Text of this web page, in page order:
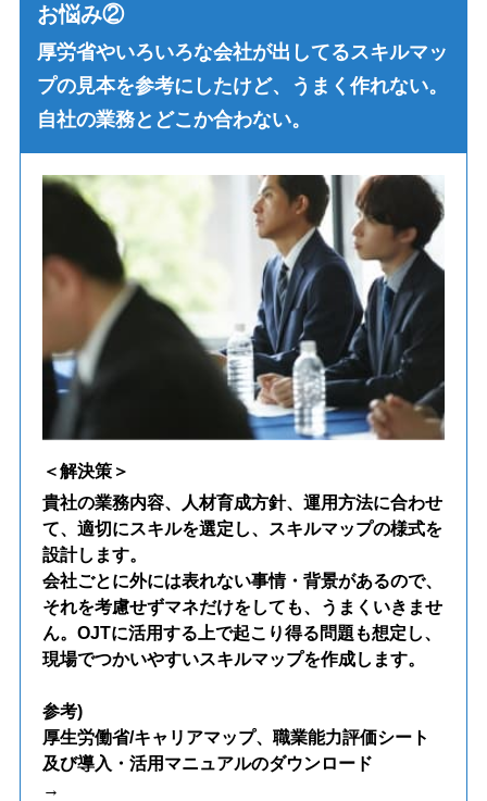
お悩み②
厚労省やいろいろな会社が出してるスキルマッ
プの見本を参考にしたけど、うまく作れない。
自社の業務とどこか合わない。
貴社の業務内容、人材育成方針、運用方法に合わせ
て、適切にスキルを選定し、スキルマップの様式を
設計します。
会社ごとに外には表れない事情・背景があるので、
それを考慮せずマネだけをしても、うまくいきませ
ん。OJTに活用する上で起こり得る問題も想定し、
現場でつかいやすいスキルマップを作成します。
参考)
厚生労働省/キャリアマップ、職業能力評価シート
及び導入・活用マニュアルのダウンロード
→